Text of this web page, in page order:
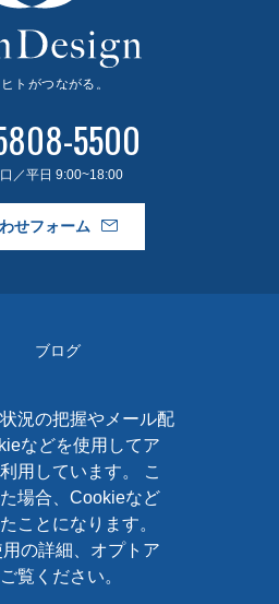
況の把握やメール配
などを使用してア
用しています。 こ
場合、Cookieなど
ことになります。
の詳細、オプトア
覧ください。
5500
／平日 9:00~18:00
せフォーム
ブログ
会社情報
お問合わせ